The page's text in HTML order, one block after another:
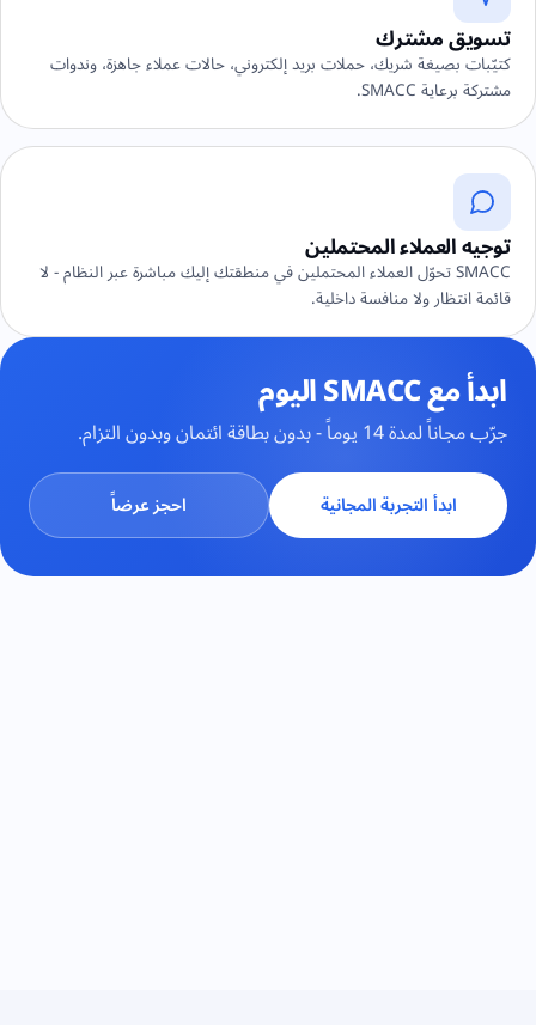
تسويق مشترك
كتيّبات بصيغة شريك، حملات بريد إلكتروني، حالات عملاء جاهزة، وندوات
مشتركة برعاية SMACC.
توجيه العملاء المحتملين
SMACC تحوّل العملاء المحتملين في منطقتك إليك مباشرة عبر النظام - لا
قائمة انتظار ولا منافسة داخلية.
ابدأ مع SMACC اليوم
جرّب مجاناً لمدة 14 يوماً - بدون بطاقة ائتمان وبدون التزام.
ابدأ التجربة المجانية احجز عرضاً